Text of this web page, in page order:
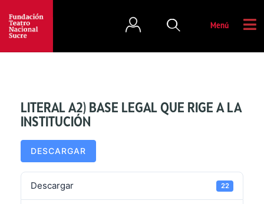
Menú
LITERAL A2) BASE LEGAL QUE RIGE A LA
INSTITUCIÓN
DESCARGAR
Descargar 22